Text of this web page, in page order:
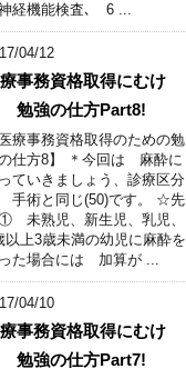
経機能検査､ 6 ...
04/12
事務資格取得にむけ
勉強の仕方Part8!
医療事務資格取得のための勉
仕方8】 ＊今回は 麻酔に
ていきましょう、診療区分
手術と同じ(50)です。 ☆先
未熟児、新生児、乳児、
以上3歳未満の幼児に麻酔を
た場合には 加算が ...
04/10
事務資格取得にむけ
勉強の仕方Part7!